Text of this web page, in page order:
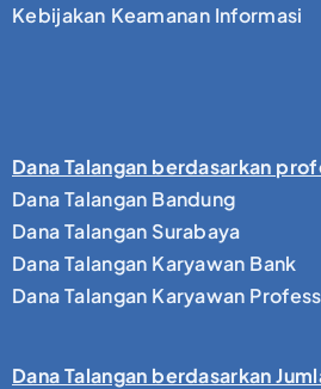
Kebijakan Keamanan Informasi
Dana Talangan berdasarkan
Dana Talangan Bandung
Dana Talangan Surabaya
Dana Talangan Karyawan Bank
Dana Talangan Karyawan
Dana Talangan berdasarkan